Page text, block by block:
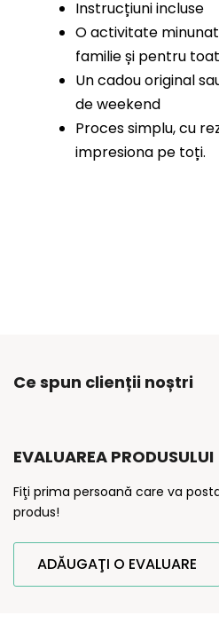
Instrucțiuni incluse
O activitate
familie și pentru
Un cadou original
de weekend
Proces simplu, cu
impresiona pe toți.
Ce spun clienții noștri
EVALUAREA PRODUSULUI
Fiţi prima persoană care va
produs!
ADĂUGAŢI O EVALUARE